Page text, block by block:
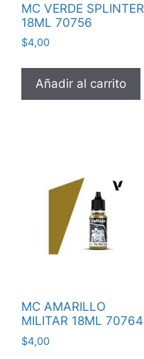
MC VERDE SPLINTER
18ML 70756
$4,00
Añadir al carrito
MC AMARILLO
MILITAR 18ML 70764
$4,00